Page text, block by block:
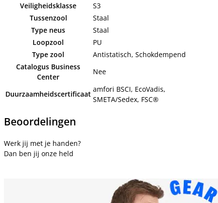
Veiligheidsklasse
S3
Tussenzool
Staal
Type neus
Staal
Loopzool
PU
Type zool
Antistatisch, Schokdempend
Catalogus Business
Center
Nee
Duurzaamheidscertificaat
amfori BSCI, EcoVadis,
SMETA/Sedex, FSC®
Beoordelingen
Werk jij met je handen?
Dan ben jij onze held